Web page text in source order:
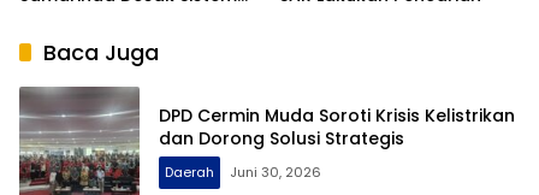
Diperkuat
Baca Juga
DPD Cermin Muda Soroti Krisis Kelistrikan
dan Dorong Solusi Strategis
Daerah Juni 30, 2026